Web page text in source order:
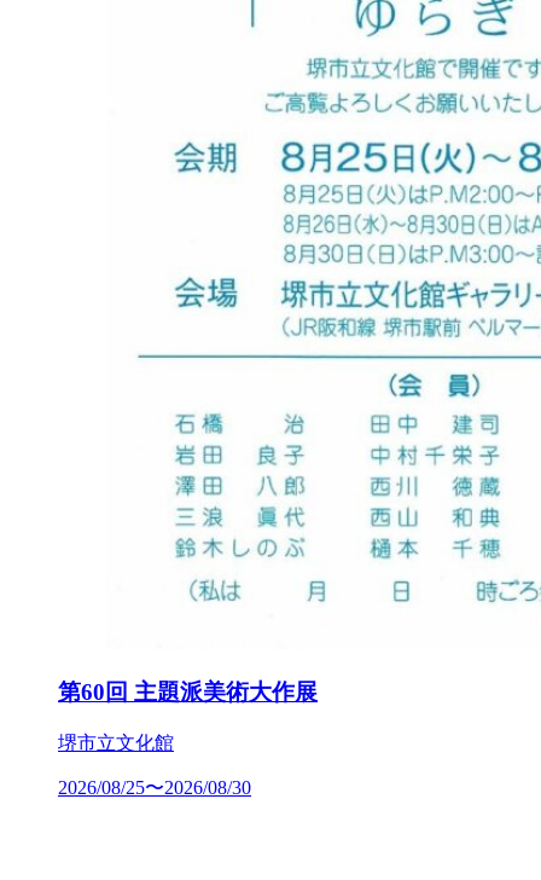
第60回 主題派美術大作展
堺市立文化館
2026/08/25〜2026/08/30